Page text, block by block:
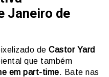
Janeiro de
de Castor Yard
que também
em part-time. Bate nas